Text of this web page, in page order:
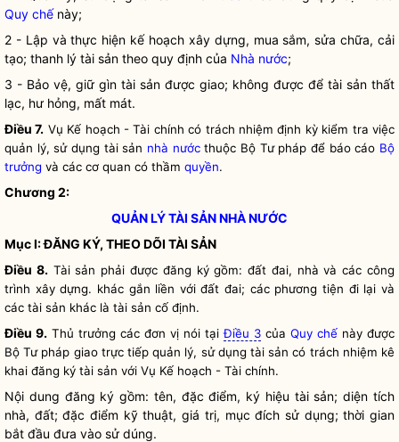
Quy chếnày;
2 - Lập và thực hiện kế hoạch xây dựng, mua sắm, sửa chữa, cải
tạo; thanh lý tài sản theo quy định của Nhà nước;
3 - Bảo vệ, giữ gìn tài sản được giao; không được để tài sản thất
lạc, hư hỏng, mất mát.
Điều 7. Vụ Kế hoạch - Tài chính có trách nhiệm định kỳ kiểm tra việc
quản lý, sử dụng tài sản nhà nướcthuộc Bộ Tư pháp để báo cáo Bộ
trưởng và các cơ quan có thầm quyền.
Chương 2:
QUẢN LÝ TÀI SẢNNHÀ NƯỚC
Mục I: ĐĂNG KÝ, THEO DÕI TÀI SẢN
Điều 8. Tài sản phải được đăng ký gồm: đất đai, nhà và các công
trình xây dựng. khác gắn liền với đất đai; các phương tiện đi lại và
các tài sản khác là tài sản cố định.
Điều 9. Thủ trưởng các đơn vị nói tạiĐiều 3 của Quy chế này được
Bộ Tư pháp giao trực tiếp quản lý, sử dụng tài sản có trách nhiệm kê
khai đăng ký tài sản với Vụ Kế hoạch - Tài chính.
Nội dung đăng ký gồm: tên, đặc điểm, ký hiệu tài sản; diện tích
nhà, đất; đặc điểm kỹ thuật, giá trị, mục đích sử dụng; thời gian
bắt đầu đưa vào sử dúng.